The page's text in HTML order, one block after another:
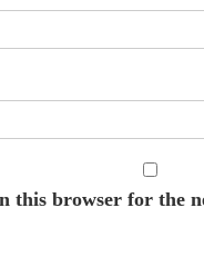
this browser for the